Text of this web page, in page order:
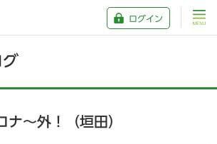
ログイン
グ
ナ～外！（垣田）